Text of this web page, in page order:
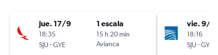
jue. 17/9
18:35
SJU-GYE
1 escala
15 h 20 min
Avianca
vie. 9/
18:16
SJU-GYE